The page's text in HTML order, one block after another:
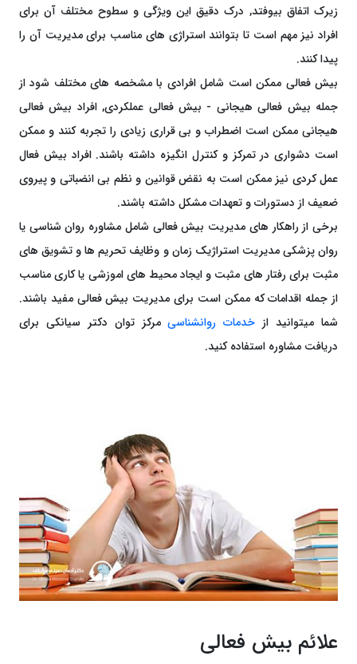
زیرک اتفاق بیوفتد, درک دقیق این ویژگی و سطوح مختلف آن برای
افراد نیز مهم است تا بتوانند استراژی های مناسب برای مدیریت آن را
پیدا کنند.
بیش فعالی ممکن است شامل افرادی با مشخصه های مختلف شود از
جمله بیش فعالی هیجانی - بیش فعالی عملکردی, افراد بیش فعالی
هیجانی ممکن است اضطراب و بی قراری زیادی را تجربه کنند و ممکن
است دشواری در تمرکز و کنترل انگیزه داشته باشند. افراد بیش فعال
عمل کردی نیز ممکن است به نقض قوانین و نظم بی انضباتی و پیروی
ضعیف از دستورات و تعهدات مشکل داشته باشند.
برخی از راهکار های مدیریت بیش فعالی شامل مشاوره روان شناسی یا
روان پزشکی مدیریت استراژیک زمان و وظایف تحریم ها و تشویق های
مثبت برای رفتار های مثبت و ایجاد محیط های اموزشی یا کاری مناسب
از جمله اقدامات که ممکن است برای مدیریت بیش فعالی مفید باشند.
شما میتوانید از خدمات روانشناسیمرکز توان دکتر سیانکی برای
دریافت مشاوره استفاده کنید.
علائم بیش فعالی